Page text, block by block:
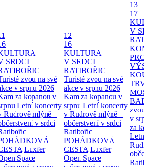
SRDCI
zvou na své
v srpnu 2026
za kopanou v
Letní koncerty
Rudrově mlýně –
v srdci
Luxfer
Space
12
16
KULTURA
V SRDCI
RATIBOŘIC
Turisté zvou na své
akce v srpnu 2026
Kam za kopanou v
srpnu Letní koncerty
v Rudrově mlýně –
občerstvení v srdci
Ratibořic
POHÁDKOVÁ
CESTA Luxfer
Open Space
13
17
V
v
za